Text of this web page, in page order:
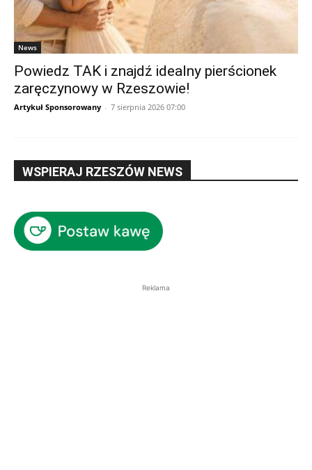
News
Powiedz TAK i znajdź idealny pierścionek
zaręczynowy w Rzeszowie!
Artykuł Sponsorowany - 7 sierpnia 2026 07:00
WSPIERAJ RZESZÓW NEWS
Reklama